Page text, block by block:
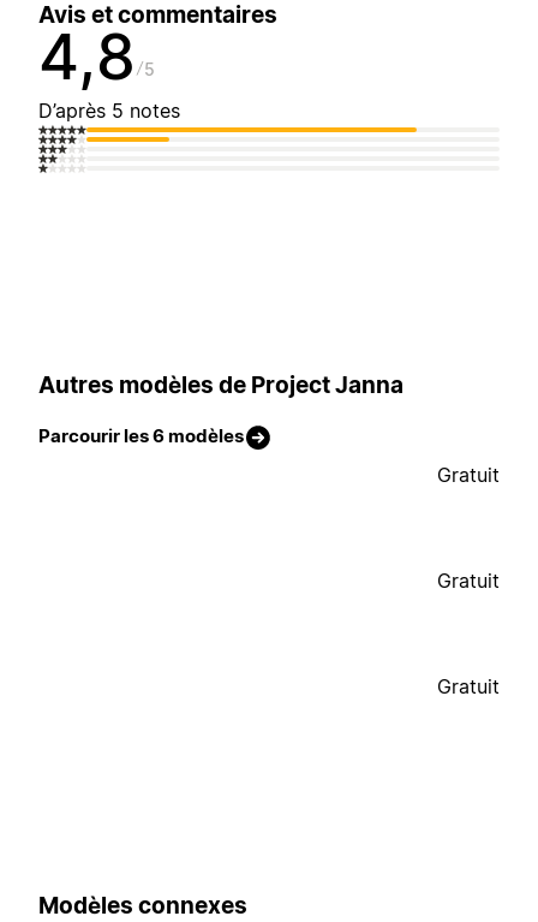
Avis et commentaires
4,8 5
D’après 5 notes
Autres modèles de Project Janna
Parcourir les 6 modèles
Gratuit
Gratuit
Gratuit
Modèles connexes